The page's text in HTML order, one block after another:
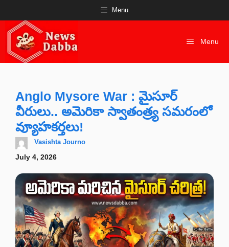
to
content
Menu
Menu
Anglo Mysore War : మైసూర్
వీరులు.. అమెరికా స్వాతంత్ర్య సమరంలో
వ్యూహకర్తలు!
Vasishta Journo
July 4, 2026